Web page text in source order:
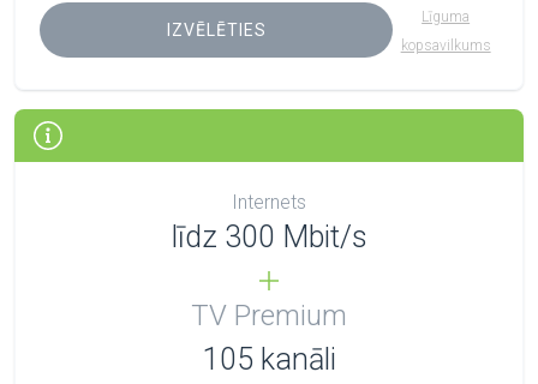
IZVĒLĒTIES
Līguma
kopsavilkums
Internets
līdz 300 Mbit/s
TV Premium
105 kanāli